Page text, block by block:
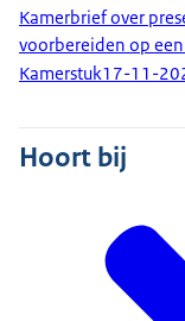
Kamerbrief over
voorbereiden op
Kamerstuk17-11-
Hoort bij